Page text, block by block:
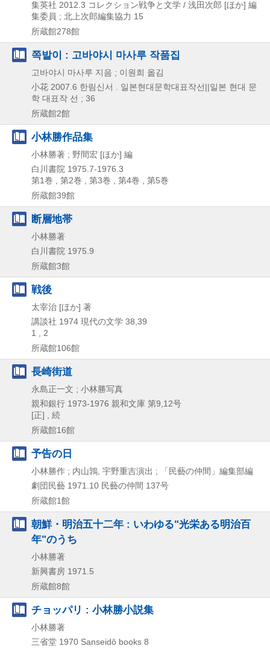
集英社 2012.3 コレクション戦争と文学 / 浅田次郎 [ほか] 編
集委員 ; 北上次郎編集協力 15
所蔵館278館
쪽발이 : 고바야시 마사루 작품집
고바야시 마사루 지음 ; 이원희 옮김
小花 2007.6 한림신서 . 일본현대문학대표작선||일본 현대 문
학 대표작 선 ; 36
所蔵館2館
小林勝作品集
小林勝著 ; 野間宏 [ほか] 編
白川書院 1975.7-1976.3
第1巻 , 第2巻 , 第3巻 , 第4巻 , 第5巻
所蔵館39館
断層地帯
小林勝著
白川書院 1975.9
所蔵館3館
戦後
太宰治 [ほか] 著
講談社 1974 現代の文学 38,39
1 , 2
所蔵館106館
長崎街道
永島正一文 ; 小林勝写真
親和銀行 1973-1976 親和文庫 第9,12号
[正] , 続
所蔵館16館
予告の日
小林勝作 ; 内山鶉, 宇野重吉演出 ; 「民藝の仲間」編集部編
劇団民藝 1971.10 民藝の仲間 137号
所蔵館1館
朝鮮・明治五十二年 : いわゆる"光栄ある明治百
年"のうち
小林勝著
新興書房 1971.5
所蔵館8館
チョッパリ : 小林勝小説集
小林勝著
三省堂 1970 Sanseidô books 8